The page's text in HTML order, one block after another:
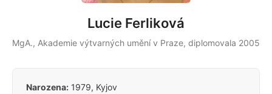
Lucie Ferliková
MgA., Akademie výtvarných umění v Praze, diplomovala 2005
Narozena: 1979, Kyjov